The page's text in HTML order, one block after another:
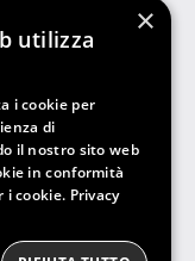
×
utilizza
i cookie per
di
il nostro sito web
in conformità
i cookie. Privacy